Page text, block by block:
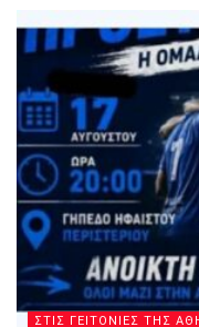
ΣΤΙΣ ΓΕΙΤΟΝΙΕΣ ΤΗΣ